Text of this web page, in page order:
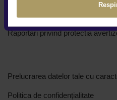
Raportari privind protectia
Prelucrarea datelor tale cu
Politica de confidențialitate